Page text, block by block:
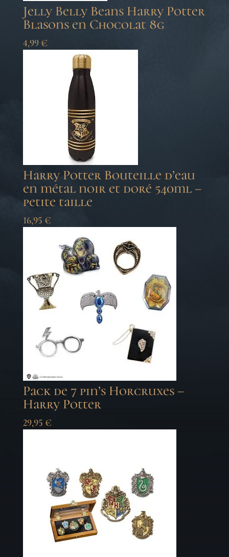
Jelly Belly Beans Harry Potter
Blasons en Chocolat 8g
4,99 €
Harry Potter Bouteille d’eau
en métal noir et doré 540ml –
petite taille
16,95 €
Pack de 7 pin’s Horcruxes –
Harry Potter
29,95 €